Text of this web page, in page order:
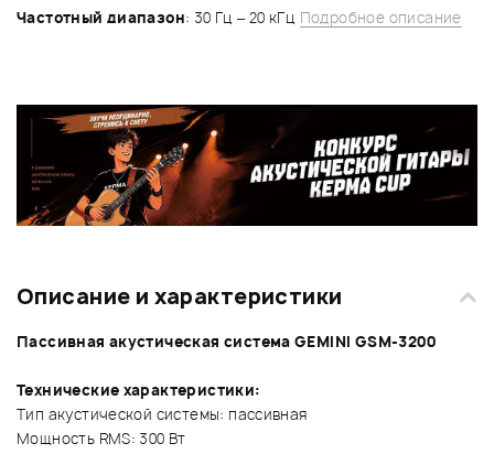
Частотный диапазон: 30 Гц – 20 кГц Подробное описание
Описание и характеристики
Пассивная акустическая система GEMINI GSM-3200
Технические характеристики:
Тип акустической системы: пассивная
Мощность RMS: 300 Вт